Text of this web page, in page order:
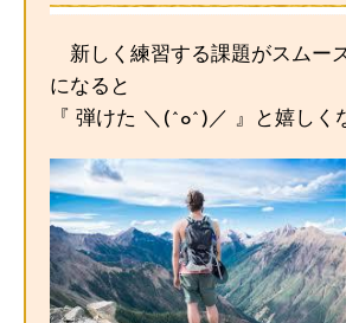
新しく練習する課題がスムー
になると
『 弾けた ＼(^o^)／ 』と嬉しく